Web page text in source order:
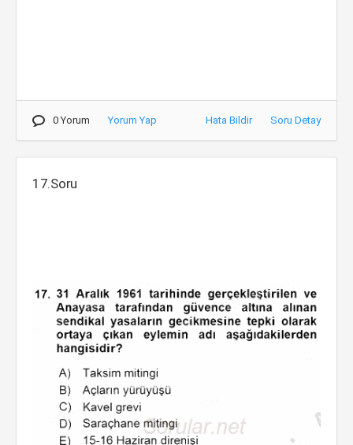
0 Yorum Yorum Yap Hata Bildir Soru Detay
17.Soru